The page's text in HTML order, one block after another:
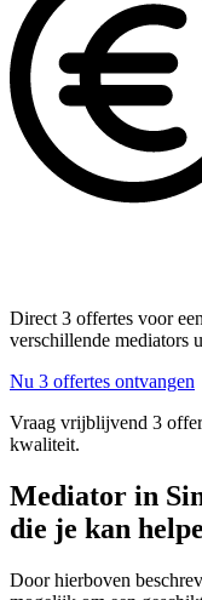
Direct 3 offertes voor
verschillende mediators
Nu 3 offertes ontvangen
Vraag vrijblijvend 3
kwaliteit.
Mediator in
die je kan
Door hierboven